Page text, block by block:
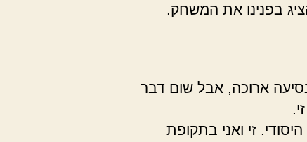
בפנינו את המשחק.
נסיעה ארוכה, אבל שום דבר
זי ואני בתקופת